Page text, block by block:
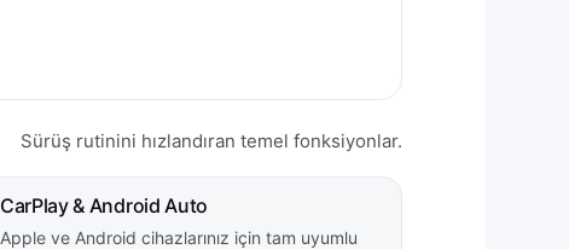
Sürüş rutinini hızlandıran temel fonksiyonlar.
CarPlay & Android Auto
Apple ve Android cihazlarınız için tam uyumlu